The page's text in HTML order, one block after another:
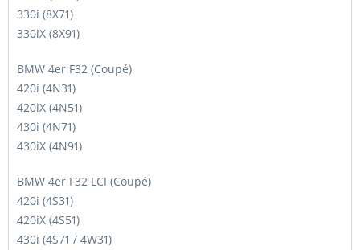
330i (8X71)
330iX (8X91)
BMW 4er F32 (Coupé)
420i (4N31)
420iX (4N51)
430i (4N71)
430iX (4N91)
BMW 4er F32 LCI (Coupé)
420i (4S31)
420iX (4S51)
430i (4S71 / 4W31)